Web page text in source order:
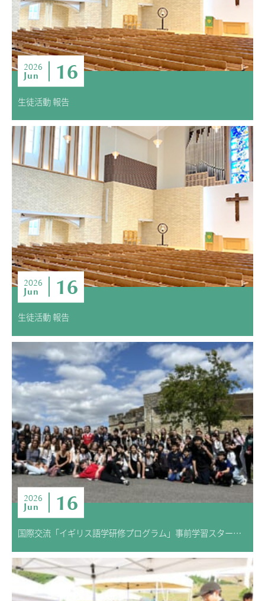
2026
Jun 16
生徒活動 報告
2026
Jun 16
生徒活動 報告
2026
Jun 16
国際交流「イギリス語学研修プログラム」事前学習スタート！